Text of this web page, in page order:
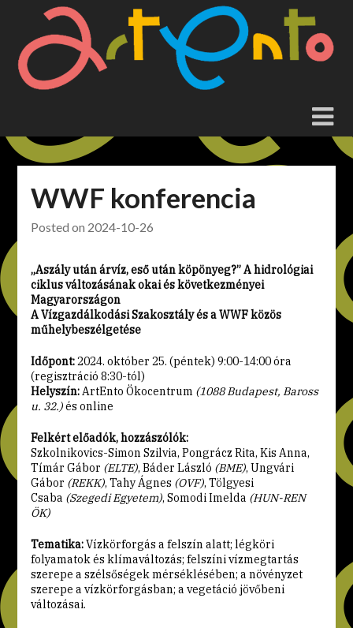
content
WWF konferencia
Posted on 2024-10-26
„Aszály után árvíz, eső után köpönyeg?” A hidrológiai
ciklus változásának okai és következményei
Magyarországon
A Vízgazdálkodási Szakosztály és a WWF közös
műhelybeszélgetése
Időpont:2024. október 25. (péntek) 9:00-14:00 óra
(regisztráció 8:30-tól)
Helyszín:ArtEnto Ökocentrum (1088 Budapest, Baross
u. 32.)és online
Felkért előadók, hozzászólók:
Szkolnikovics-Simon Szilvia, Pongrácz Rita, Kis Anna,
Tímár Gábor (ELTE), Báder László (BME), Ungvári
Gábor (REKK), Tahy Ágnes (OVF), Tölgyesi
Csaba (Szegedi Egyetem), Somodi Imelda (HUN-REN
ÖK)
Tematika:Vízkörforgás a felszín alatt; légköri
folyamatok és klímaváltozás; felszíni vízmegtartás
szerepe a szélsőségek mérséklésében; a növényzet
szerepe a vízkörforgásban; a vegetáció jövőbeni
változásai.